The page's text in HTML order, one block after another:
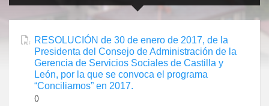
RESOLUCIÓN de 30 de enero de 2017, de la
Presidenta del Consejo de Administración de la
Gerencia de Servicios Sociales de Castilla y
León, por la que se convoca el programa
“Conciliamos” en 2017.
()